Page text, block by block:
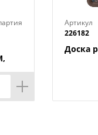
Артикул
226182
Доска